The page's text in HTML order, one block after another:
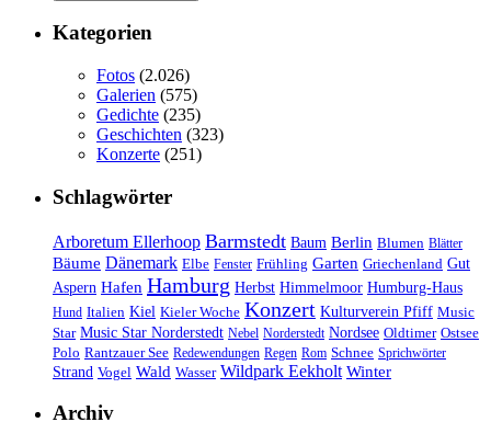
Kategorien
Fotos (2.026)
Galerien (575)
Gedichte (235)
Geschichten (323)
Konzerte (251)
Schlagwörter
Arboretum Ellerhoop Barmstedt Baum Berlin Blumen Blätter
Bäume Dänemark Elbe Fenster Frühling Garten Griechenland Gut
Aspern Hafen Hamburg Herbst Himmelmoor Humburg-Haus
Hund Italien Kiel Kieler Woche Konzert Kulturverein Pfiff Music
Star Music Star Norderstedt Nebel Norderstedt Nordsee Oldtimer Ostsee
Polo Rantzauer See Redewendungen Regen Rom Schnee Sprichwörter
Strand Vogel Wald Wasser Wildpark Eekholt Winter
Archiv